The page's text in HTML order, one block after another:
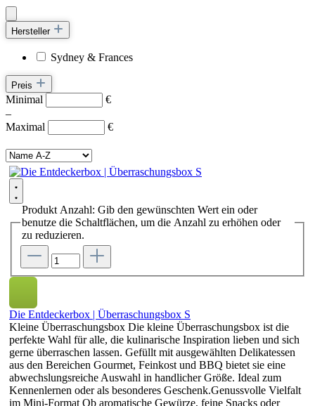
Hersteller
Sydney & Frances
Preis
Minimal
€
–
Maximal
€
Produkt Anzahl: Gib den gewünschten Wert ein oder
benutze die Schaltflächen, um die Anzahl zu erhöhen oder
zu reduzieren.
Die Entdeckerbox | Überraschungsbox S
Kleine Überraschungsbox Die kleine Überraschungsbox ist die
perfekte Wahl für alle, die kulinarische Inspiration lieben und sich
gerne überraschen lassen. Gefüllt mit ausgewählten Delikatessen
aus den Bereichen Gourmet, Feinkost und BBQ bietet sie eine
abwechslungsreiche Auswahl in handlicher Größe. Ideal zum
Kennenlernen oder als besonderes Geschenk.Genussvolle Vielfalt
im Mini-Format Ob aromatische Gewürze, feine Snacks oder